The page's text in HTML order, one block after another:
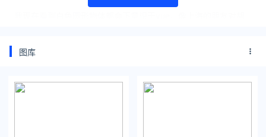
再怎么爱吃胡萝卜的人也不会把它单独装小盘里假装是一道菜
图库